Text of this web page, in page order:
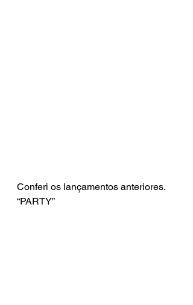
Conferi os lançamentos anteriores.
“PARTY”